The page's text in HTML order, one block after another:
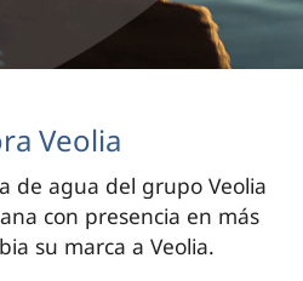
Veolia
de agua del grupo Veolia
con presencia en más
su marca a Veolia.